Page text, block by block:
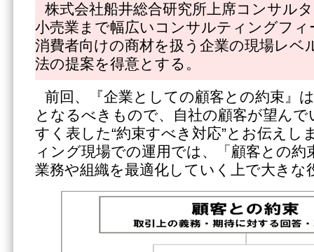
株式会社船井総合研究所上席コンサル
小売業まで幅広いコンサルティングフ
消費者向けの商材を扱う企業の現場レベ
法の提案を得意とする。
前回、『企業としての顧客との約束』
となるべきもので、自社の顧客が望ん
すく表した“約束すべき対応”とお伝えし
ィング現場での運用では、「顧客との約
業務や組織を最適化していく上で大きな